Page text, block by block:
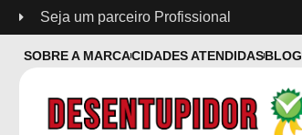
Seja um parceiro Profissional
SOBRE A MARCACIDADES ATENDIDASBLOG